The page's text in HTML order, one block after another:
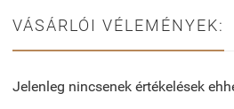
VÁSÁRLÓI VÉLEMÉNYEK:
Jelenleg nincsenek értékelések